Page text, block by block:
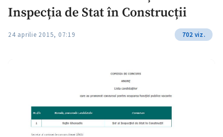
Inspecția de Stat în Construcții
24 aprilie 2015, 07:19 702 viz.